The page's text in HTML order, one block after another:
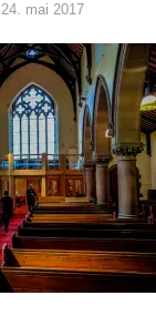
24. mai 2017